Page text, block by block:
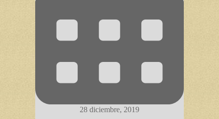
28 diciembre, 2019